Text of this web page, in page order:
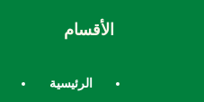
الأقسام
الرئيسية